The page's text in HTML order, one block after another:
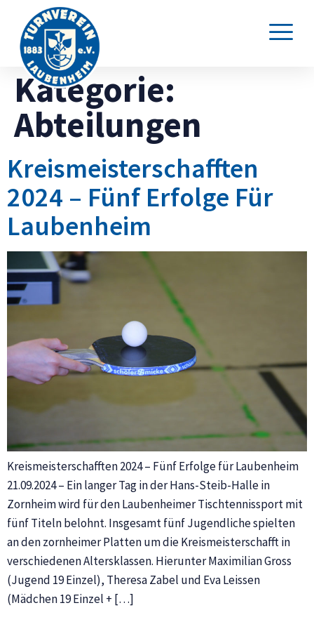
Kategorie:
Abteilungen
Kreismeisterschafften
2024 – Fünf Erfolge Für
Laubenheim
Kreismeisterschafften 2024 – Fünf Erfolge für Laubenheim
21.09.2024 – Ein langer Tag in der Hans-Steib-Halle in
Zornheim wird für den Laubenheimer Tischtennissport mit
fünf Titeln belohnt. Insgesamt fünf Jugendliche spielten
an den zornheimer Platten um die Kreismeisterschafft in
verschiedenen Altersklassen. Hierunter Maximilian Gross
(Jugend 19 Einzel), Theresa Zabel und Eva Leissen
(Mädchen 19 Einzel + […]